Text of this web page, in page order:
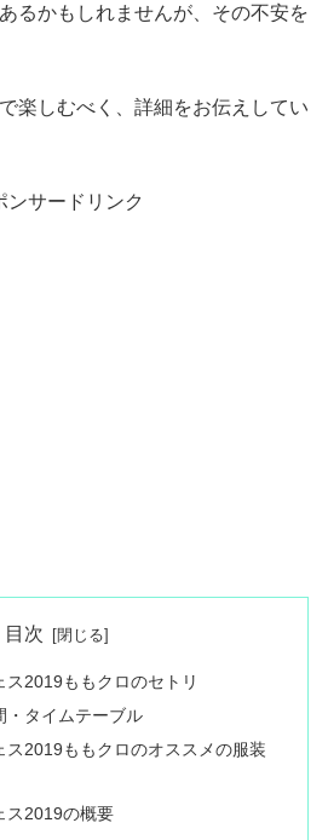
るかもしれませんが、その不安を
楽しむべく、詳細をお伝えしてい
ンサードリンク
目次
ス2019ももクロのセトリ
・タイムテーブル
ス2019ももクロのオススメの服装
ス2019の概要